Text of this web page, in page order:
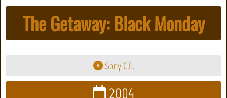
The Getaway: Black Monday
Sony C.E.
2004